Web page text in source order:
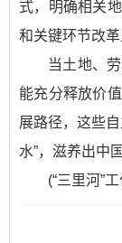
式，明确相关
和关键环节改革
当土地、
能充分释放价
展路径，这些
水”，滋养出中
(“三里河”